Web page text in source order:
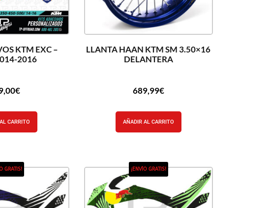
KTM EXC –
2016
€
CARRITO
LLANTA HAAN KTM SM 3.50×16
DELANTERA
689,99€
AÑADIR AL CARRITO
GRATIS! ¡ENVÍO GRATIS!